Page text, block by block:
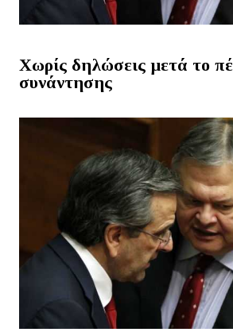
Χωρίς δηλώσεις μετά το
συνάντησης